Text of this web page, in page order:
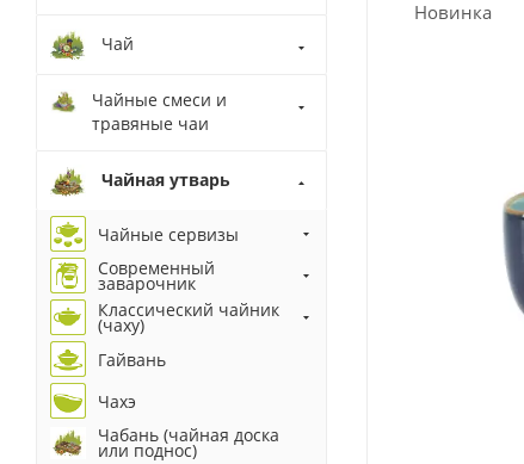
Чай
Чайные смеси и
травяные чаи
Чайная утварь
Чайные сервизы
Современный
заварочник
Классический чайник
(чаху)
Гайвань
Чахэ
Чабань (чайная доска
или поднос)